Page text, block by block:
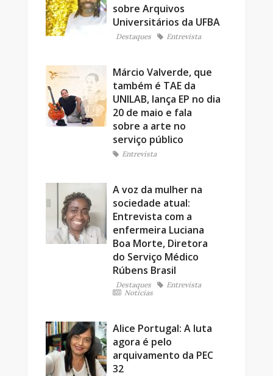
sobre Arquivos
Universitários da UFBA
Destaques Entrevista
Márcio Valverde, que
também é TAE da
UNILAB, lança EP no dia
20 de maio e fala
sobre a arte no
serviço público
Entrevista
A voz da mulher na
sociedade atual:
Entrevista com a
enfermeira Luciana
Boa Morte, Diretora
do Serviço Médico
Rúbens Brasil
Destaques
Entrevista
Notícias
Alice Portugal: A luta
agora é pelo
arquivamento da PEC
32